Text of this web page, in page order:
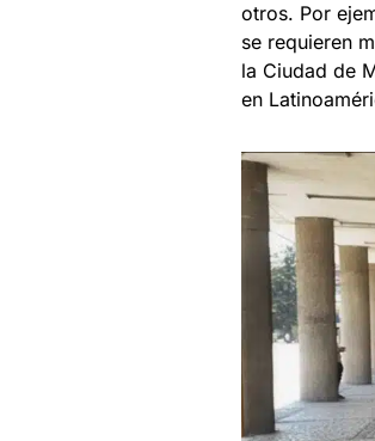
otros. Por
se requieren
la Ciudad de
en